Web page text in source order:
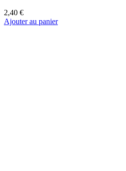
2,40 €
Ajouter au panier